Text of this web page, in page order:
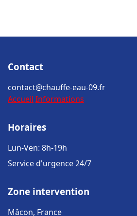
Contact
contact@chauffe-eau-09.fr
Accueil Informations
Horaires
Lun-Ven: 8h-19h
Service d'urgence 24/7
Zone intervention
Mâcon, France